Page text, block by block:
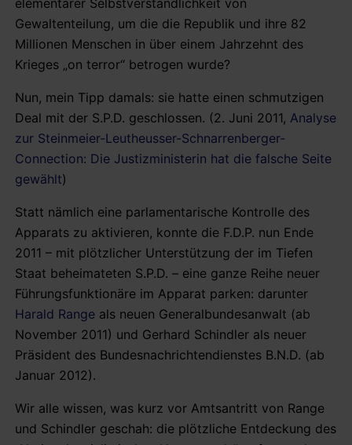
Gewaltenteilung, um die die Republik und ihre 82
Millionen Menschen in über einem Jahrzehnt des
Krieges „on terror“ betrogen wurde?
Nun, mein Tipp damals: sie hatte einen schmutzigen
Deal mit der S.P.D. geschlossen. (2. Juni 2011, Analyse
zur Steinmeier-Leutheusser-Schnarrenberger-
Connection: Die Justizministerin hat die falsche Seite
gewählt)
Statt nämlich eine parlamentarische Kontrolle des
Apparats zu aktivieren, konnte die F.D.P. nun Ende
2011 – mit plötzlicher Unterstützung der im Tiefen
Staat beheimateten S.P.D. – eine ganze Reihe neuer
Führungsfunktionäre im Apparat parken: darunter
Harald Range als neuen Generalbundesanwalt (ab
November 2011) und Gerhard Schindler als neuer
Präsident des Bundesnachrichtendienstes B.N.D. (ab
Januar 2012).
Wir alle wissen, was kurz vor Amtsantritt von Range
und Schindler geschah: die plötzliche Entdeckung des